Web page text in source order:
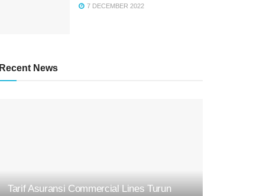
7 DECEMBER 2022
Recent News
Tarif Asuransi Commercial Lines Turun